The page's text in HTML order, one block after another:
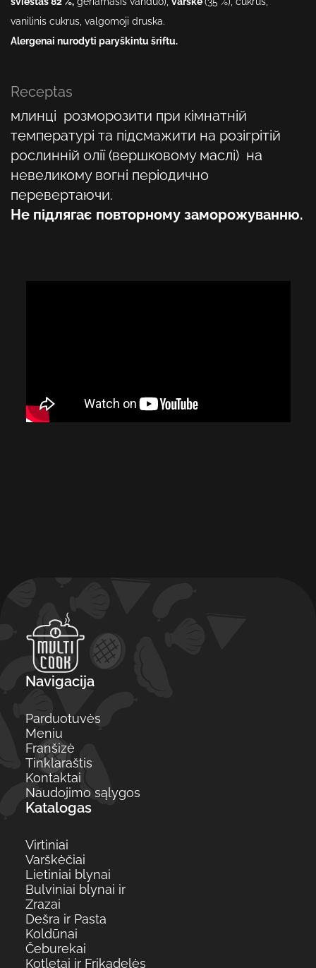
vanilinis cukrus, valgomoji druska.
Alergenai nurodyti paryškintu šriftu.
Receptas
млинці розморозити при кімнатній
температурі та підсмажити на розігрітій
рослинній олії (вершковому маслі) на
невеликому вогні періодично
перевертаючи.
Не підлягає повторному заморожуванню.
Navigacija
Parduotuvės
Meniu
Franšizė
Tinklaraštis
Kontaktai
Naudojimo sąlygos
Katalogas
Virtiniai
Varškėčiai
Lietiniai blynai
Bulviniai blynai ir
Zrazai
Dešra ir Pasta
Koldūnai
Čeburekai
Kotletai ir Frikadelės